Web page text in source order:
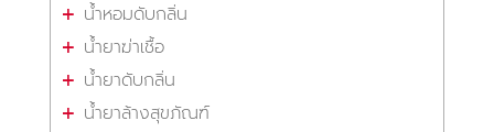
น้ำหอมดับกลิ่น
น้ำยาฆ่าเชื้อ
น้ำยาดับกลิ่น
น้ำยาล้างสุขภัณฑ์